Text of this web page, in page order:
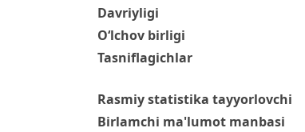
Davriyligi
O‘lchov birligi
Tasniflagichlar
Rasmiy statistika tayyorlovchi
Birlamchi ma'lumot manbasi